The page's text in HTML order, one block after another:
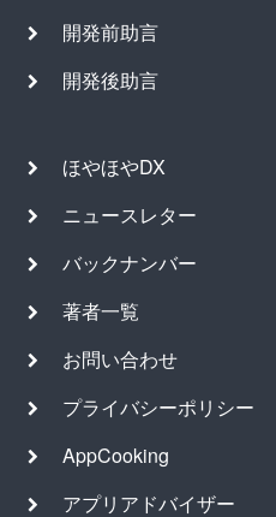
開発前助言
開発後助言
ほやほやDX
ニュースレター
バックナンバー
著者一覧
お問い合わせ
プライバシーポリシー
AppCooking
アプリアドバイザー